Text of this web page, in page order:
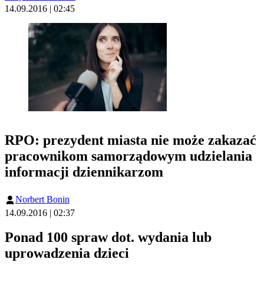
14.09.2016 | 02:45
RPO: prezydent miasta nie może zakazać
pracownikom samorządowym udzielania
informacji dziennikarzom
Norbert Bonin
14.09.2016 | 02:37
Ponad 100 spraw dot. wydania lub
uprowadzenia dzieci